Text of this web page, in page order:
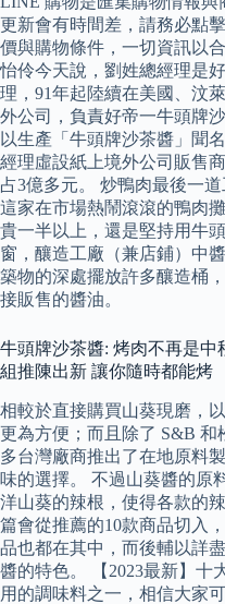
更新會有時間差，請務必點
價與購物條件，一切資訊以
怡伶今天說，劉姓總經理是
理，91年起陸續在美國、汶
外公司，負責好帝一牛頭牌
以生產「牛頭牌沙茶醬」聞
經理虛設紙上境外公司販售
占3億多元。 炒鴨肉最後一
這家在市場熱鬧滾滾的鴨肉
貴一半以上，還是堅持用牛
窗，釀造工廠（兼店鋪）中
築物的深處擺放許多釀造桶
接販售的醬油。
牛頭牌沙茶醬: 烤肉不再是
組推陳出新 讓你隨時都能烤
相較於直接購買山葵現磨，
更為方便；而且除了 S&B
多台灣廠商推出了在地原料
味的選擇。 不過山葵醬的原
洋山葵的辣根，使得各款的
篇會從推薦的10款商品切入
品也都在其中，而後輔以詳
醬的特色。 【2023最新】十
用的調味料之一，相信大家